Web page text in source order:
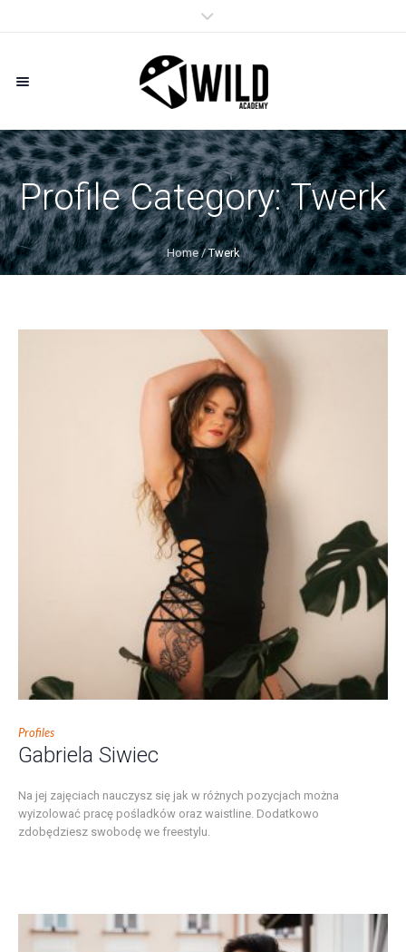
Profile Category:Twerk
Home /Twerk
Profiles
Gabriela Siwiec
Na jej zajęciach nauczysz się jak w różnych pozycjach można
wyizolować pracę pośladków oraz waistline. Dodatkowo
zdobędziesz swobodę we freestylu.